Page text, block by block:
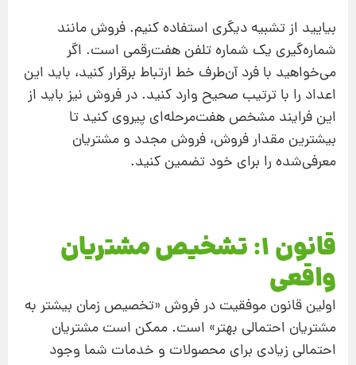
بیایید از تشبیه دیگری استفاده کنیم. فروش مانند
شماره‌گیری یک شماره تلفن هفت‌رقمی است. اگر
می‌خواهید با فرد آن‌طرف خط ارتباط برقرار کنید، باید این
اعداد را با ترتیب صحیح وارد کنید. در فروش نیز باید از
این فرایند مشخص هفت‌مرحله‌ای پیروی کنید تا
بیشترین مقدار فروش، فروش مجدد و مشتریان
معرفی‌شده را برای خود تضمین کنید.
قانون 1: تشخیص مشتریان
واقعی
اولین قانون موفقیت در فروش «تخصیص زمان بیشتر به
مشتریان احتمالی بهتر» است. ممکن است مشتریان
احتمالی زیادی برای محصولات و خدمات شما وجود